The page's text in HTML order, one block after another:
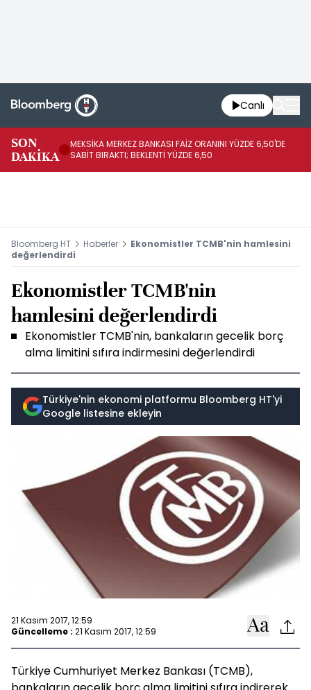
Canlı
SON
DAKİKA
MEKSİKA MERKEZ BANKASI FAİZ ORANINI YÜZDE 6,50'DE
SABİT BIRAKTI; BEKLENTİ YÜZDE 6,50
Bloomberg HT Haberler
Ekonomistler TCMB'nin hamlesini
değerlendirdi
Ekonomistler TCMB'nin
hamlesini değerlendirdi
Ekonomistler TCMB'nin, bankaların gecelik borç
alma limitini sıfıra indirmesini değerlendirdi
Türkiye'nin ekonomi platformu Bloomberg HT'yi
Google listesine ekleyin
21 Kasım 2017, 12:59
Güncelleme : 21 Kasım 2017, 12:59
Türkiye Cumhuriyet Merkez Bankası (TCMB),